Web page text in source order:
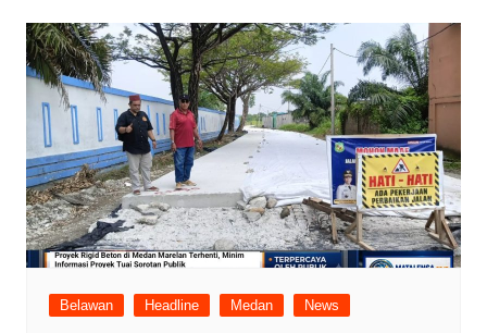
Belawan Headline Medan News